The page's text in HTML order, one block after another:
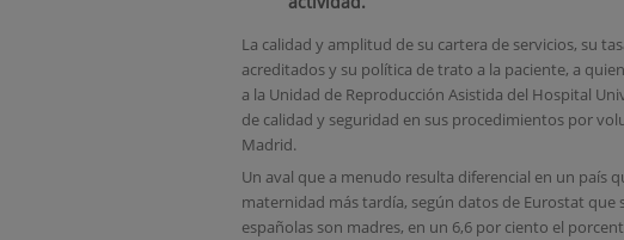
La calidad y amplitud de su cartera de servicios, su
acreditados y su política de trato a la paciente, a
a la Unidad de Reproducción Asistida del Hospital
de calidad y seguridad en sus procedimientos por
Madrid.
Un aval que a menudo resulta diferencial en un país
maternidad más tardía, según datos de Eurostat que
españolas son madres, en un 6,6 por ciento el